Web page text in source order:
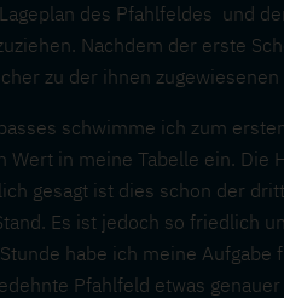
des Pfahlfeldes und
Nachdem der erste
zu der ihnen
schwimme ich zum
Wert in meine Tabelle ein.
gesagt ist dies schon der
Es ist jedoch so friedlich
habe ich meine
Pfahlfeld etwas